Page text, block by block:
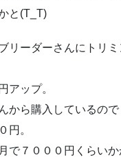
と(T_T)
リーダーさんにトリ
アップ。
から購入しているので
円。
で７０００円くらい